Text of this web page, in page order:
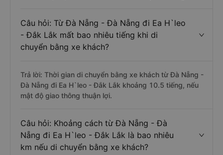
Câu hỏi: Từ Đà Nẵng - Đà Nẵng đi Ea H`leo
- Đắk Lắk mất bao nhiêu tiếng khi di
chuyển bằng xe khách?
Trả lời: Thời gian di chuyển bằng xe khách từ Đà Nẵng -
Đà Nẵng đi Ea H`leo - Đắk Lắk khoảng 10.5 tiếng, nếu
mật độ giao thông thuận lợi.
Câu hỏi: Khoảng cách từ Đà Nẵng - Đà
Nẵng đi Ea H`leo - Đắk Lắk là bao nhiêu
km nếu di chuyển bằng xe khách?